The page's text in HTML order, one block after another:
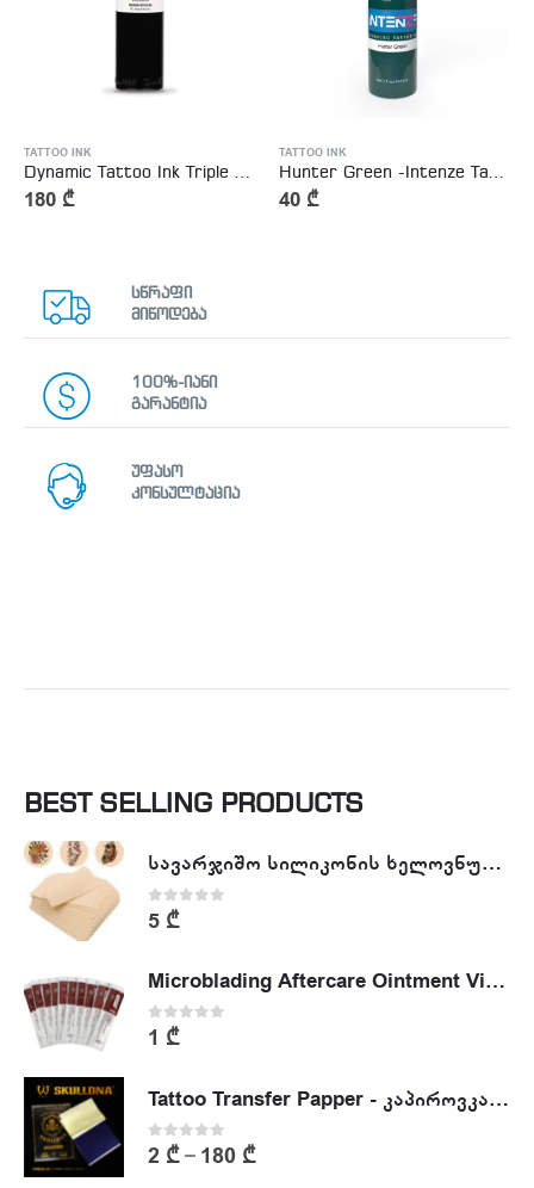
TATTOO INK
180 ₾
TATTOO INK
40 ₾
სწრაფი
მიწოდება
100%-იანი
გარანტია
უფასო
კონსულტაცია
BEST SELLING PRODUCTS
სავარჯიშო სილიკონის ხელოვნური კანი - Tattoo Practike skin
0out of 5
5 ₾
Microblading Aftercare Ointment Vitamin A&D
0 out of 5
1 ₾
Tattoo Transfer Papper - კაპიროვკა - ტატუს ესკიზის კოპირების ქაღალდი
0out of 5
2 ₾– 180 ₾